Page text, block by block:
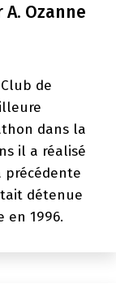
Ozanne
de
dans la
il a réalisé
précédente
détenue
en 1996.